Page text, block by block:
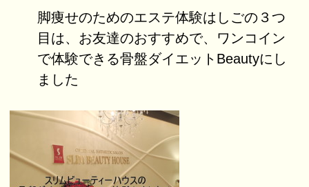
脚痩せのためのエステ体験はしごの３つ
目は、お友達のおすすめで、ワンコイン
で体験できる骨盤ダイエットBeautyにし
ました